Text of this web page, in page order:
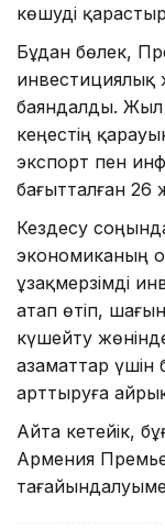
көшуді
Бұдан бөлек,
инвестициялық
баяндалды. Жыл
кеңестің
экспорт пен
бағытталған 26
Кездесу
экономиканың
ұзақмерзімді
атап өтіп,
күшейту
азаматтар үшін
арттыруға
Айта кетейік,
Армения